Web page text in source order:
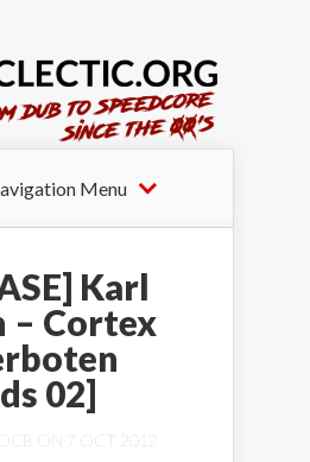
Menu
Karl
– Cortex
02]
OCB ON 7 OCT 2012